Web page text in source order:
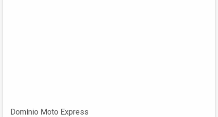
Domínio Moto Express